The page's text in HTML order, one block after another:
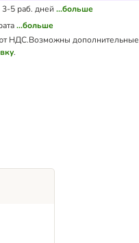
3-5 раб. дней ...больше
...больше
НДС.Возможны дополнительные
.